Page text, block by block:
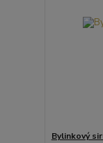
Bylinkový